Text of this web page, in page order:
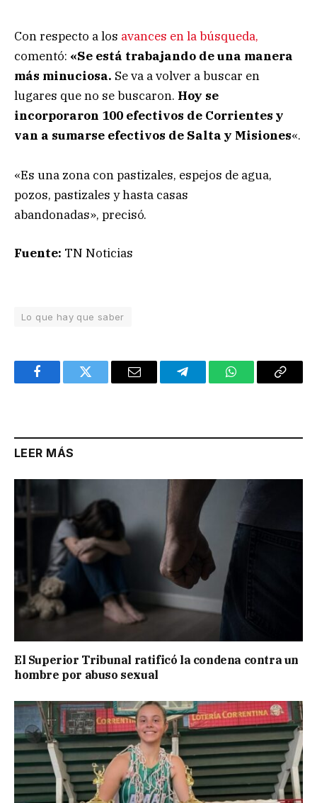
Con respecto a los avances en la búsqueda,
comentó: «Se está trabajando de una manera
más minuciosa. Se va a volver a buscar en
lugares que no se buscaron. Hoy se
incorporaron 100 efectivos de Corrientes y
van a sumarse efectivos de Salta y Misiones«.
«Es una zona con pastizales, espejos de agua,
pozos, pastizales y hasta casas
abandonadas», precisó.
Fuente: TN Noticias
Lo que hay que saber
FacebookTwitter Email TelegramWhatsAppCopy
LEER MÁS
El Superior Tribunal ratificó la condena contra un
hombre por abuso sexual